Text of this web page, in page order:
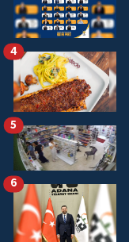
4
5
6